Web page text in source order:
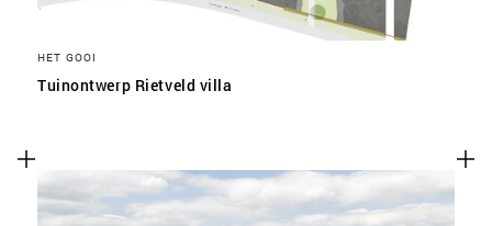
HET GOOI
Tuinontwerp Rietveld villa